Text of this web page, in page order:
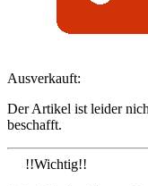
Ausverkauft:
Der Artikel ist leider
beschafft.
!!Wichtig!!